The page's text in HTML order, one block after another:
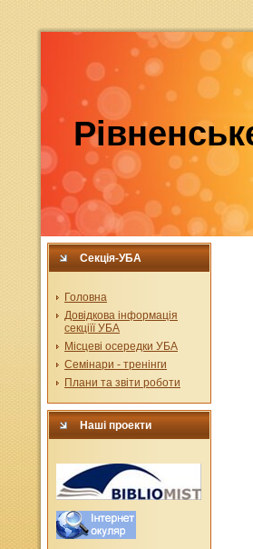
Секція-УБА
Головна
Довідкова інформація
секціїї УБА
Місцеві осередки УБА
Семінари - тренінги
Плани та звіти роботи
Наші проекти